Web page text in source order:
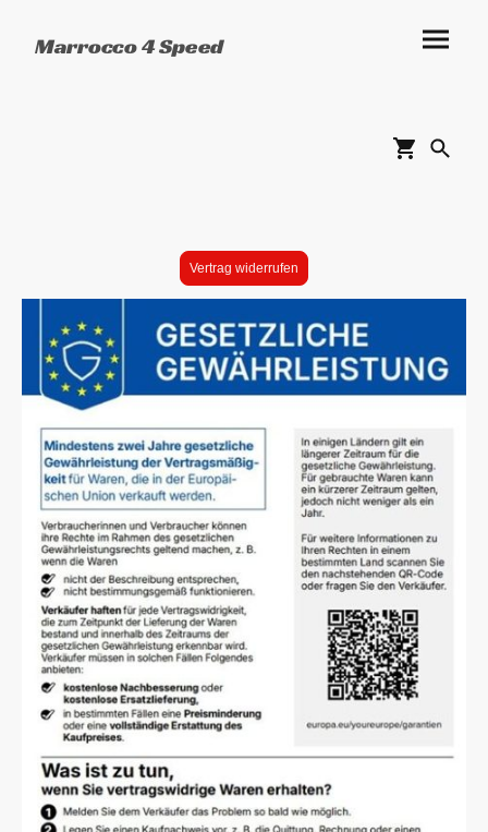
Marrocco 4 Speed
Vertrag widerrufen